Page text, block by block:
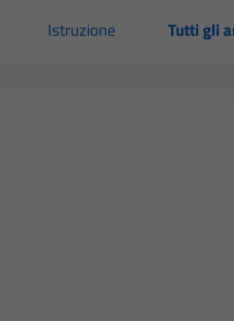
Istruzione Tutti gli